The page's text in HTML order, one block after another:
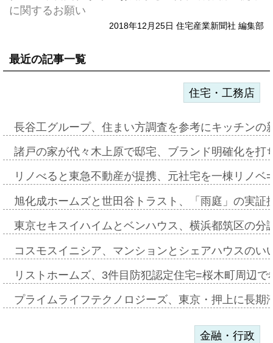
に関するお願い
2018年12月25日 住宅産業新聞社 編集部
最近の記事一覧
住宅・工務店
長谷工グループ、住まい方調査を参考にキッチン
諸戸の家が代々木上原で邸宅、ブランド明確化を
リノべると東急不動産が提携、元社宅を一棟リノ
旭化成ホームズと世田谷トラスト、「雨庭」の実
東京セキスイハイムとベンハウス、横浜都筑区の
コスモスイニシア、マンションとシェアハウスの
リストホームズ、3件目防犯認定住宅=桜木町周辺
プライムライフテクノロジーズ、東京・押上に長
金融・行政